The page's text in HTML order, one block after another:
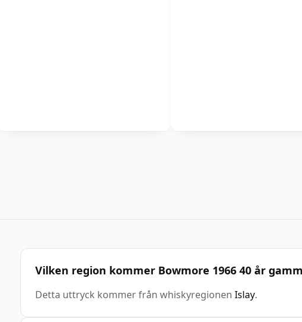
Vilken region kommer Bowmore 1966 40 år
Detta uttryck kommer från whiskyregionen Islay.